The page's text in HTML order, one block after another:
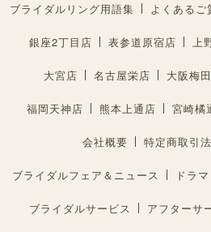
ブライダルリング用語集 よくあるご
銀座2丁目店 表参道原宿店 上
大宮店 名古屋栄店 大阪梅
福岡天神店 熊本上通店 宮崎橘
会社概要 特定商取引
ブライダルフェア＆ニュース ドラ
ブライダルサービス アフターサ